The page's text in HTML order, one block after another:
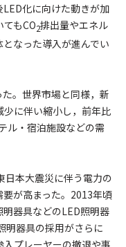
化に向けた動きが加
もCO2排出量やエネル
なった導入が進んでい
。世界市場と同様，新
に伴い縮小し，前年比
ル・宿泊施設などの需
日本大震災に伴う電力の
が高まった。2013年頃
器具などのLED照明器
明器具の採用がさらに
プレーヤーの撤退や事